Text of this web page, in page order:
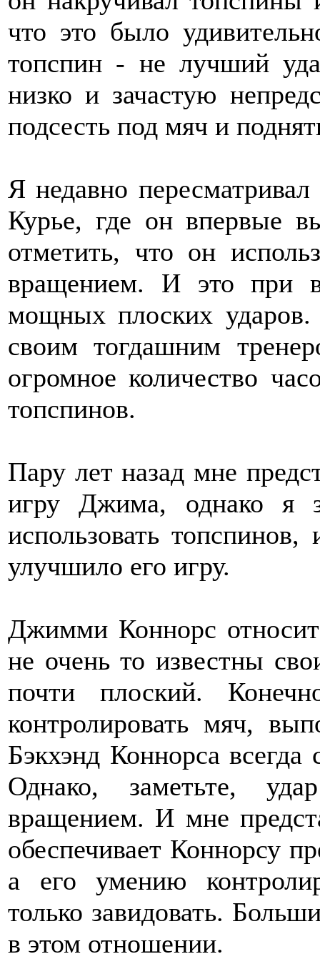
что это было
топспин - не лучший
низко и зачастую
подсесть под мяч и
Я недавно
Курье, где он впервые
отметить, что он
вращением. И это при
мощных плоских
своим тогдашним
огромное количество
топспинов.
Пару лет назад мне
игру Джима, однако я
использовать
улучшило его игру.
Джимми Коннорс
не очень то известны
почти плоский.
контролировать мяч,
Бэкхэнд Коннорса
Однако, заметьте,
вращением. И мне
обеспечивает Коннорсу
а его умению
только завидовать.
в этом отношении.